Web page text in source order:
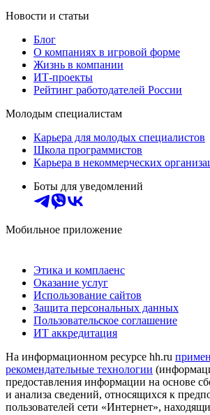
Новости и статьи
Блог
О компаниях в игровой форме
Жизнь в компании
ИТ-проекты
Рейтинг работодателей России
Молодым специалистам
Карьера для молодых специалистов
Школа программистов
Карьера в некоммерческих
Боты для уведомлений
Мобильное приложение
Этика и комплаенс
Оказание услуг
Использование сайтов
Защита персональных данных
Пользовательское соглашение
ИТ аккредитация
На информационном ресурсе hh.ru
рекомендательные технологии
предоставления информации на основе
и анализа сведений, относящихся к
пользователей сети «Интернет»,